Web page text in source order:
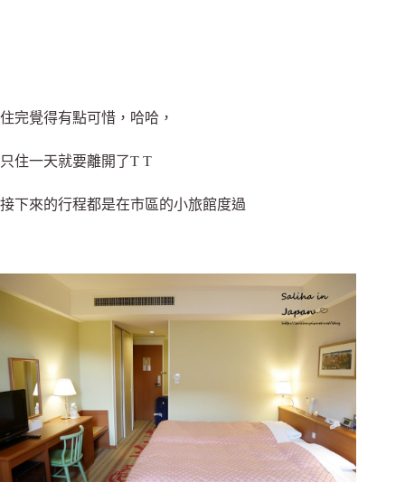
住完覺得有點可惜，哈哈，
只住一天就要離開了T T
接下來的行程都是在市區的小旅館度過